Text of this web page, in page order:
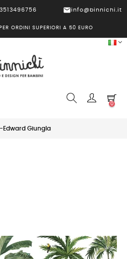
mailinfo@binnichi.it
ORDINI SUPERIORI A 50 EURO
0
Edward Giungla